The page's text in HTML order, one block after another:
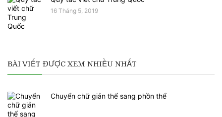
16 Tháng 5, 2019
BÀI VIẾT ĐƯỢC XEM NHIỀU NHẤT
Chuyển chữ giản thể sang phồn thể